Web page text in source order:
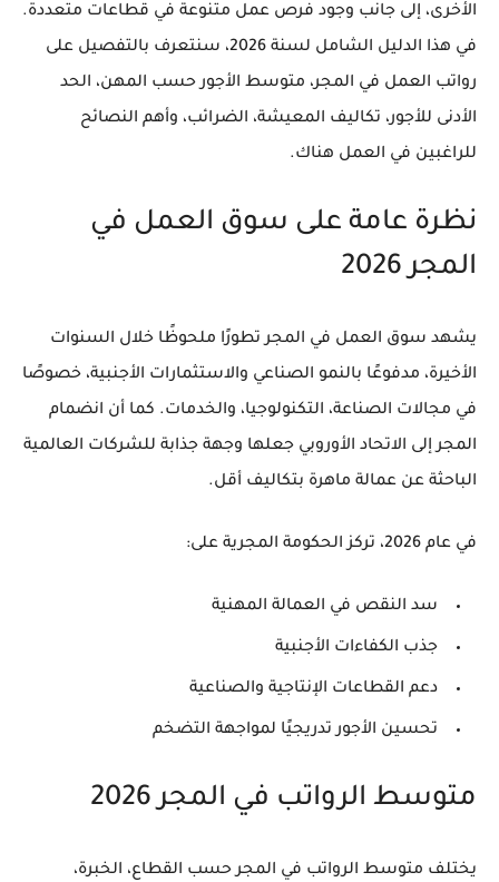
الأخرى، إلى جانب وجود فرص عمل متنوعة في قطاعات متعددة.
في هذا الدليل الشامل لسنة 2026، سنتعرف بالتفصيل على
رواتب العمل في المجر، متوسط الأجور حسب المهن، الحد
الأدنى للأجور، تكاليف المعيشة، الضرائب، وأهم النصائح
للراغبين في العمل هناك.
نظرة عامة على سوق العمل في
المجر 2026
يشهد سوق العمل في المجر تطورًا ملحوظًا خلال السنوات
الأخيرة، مدفوعًا بالنمو الصناعي والاستثمارات الأجنبية، خصوصًا
في مجالات الصناعة، التكنولوجيا، والخدمات. كما أن انضمام
المجر إلى الاتحاد الأوروبي جعلها وجهة جذابة للشركات العالمية
الباحثة عن عمالة ماهرة بتكاليف أقل.
في عام 2026، تركز الحكومة المجرية على:
سد النقص في العمالة المهنية
جذب الكفاءات الأجنبية
دعم القطاعات الإنتاجية والصناعية
تحسين الأجور تدريجيًا لمواجهة التضخم
متوسط الرواتب في المجر 2026
يختلف متوسط الرواتب في المجر حسب القطاع، الخبرة،